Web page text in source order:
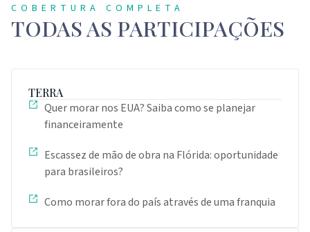
COBERTURA COMPLETA
TODAS AS PARTICIPAÇÕES
TERRA
Quer morar nos EUA? Saiba como se planejar
financeiramente
Escassez de mão de obra na Flórida: oportunidade
para brasileiros?
Como morar fora do país através de uma franquia